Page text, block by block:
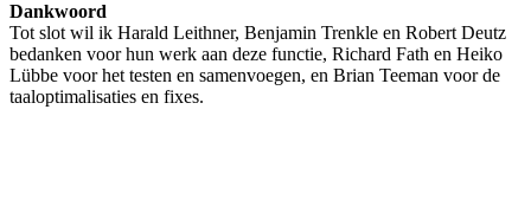
Dankwoord
Tot slot wil ik Harald Leithner, Benjamin Trenkle en Robert Deutz
bedanken voor hun werk aan deze functie, Richard Fath en Heiko
Lübbe voor het testen en samenvoegen, en Brian Teeman voor de
taaloptimalisaties en fixes.